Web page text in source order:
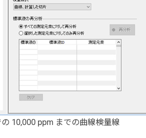
10,000 ppm までの曲線検量線